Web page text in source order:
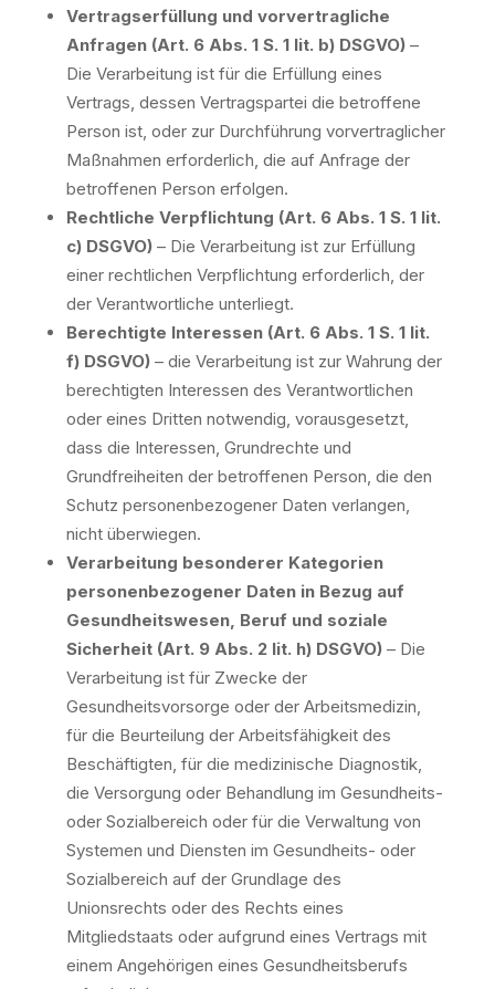
Vertragserfüllung und vorvertragliche
Anfragen (Art. 6 Abs. 1 S. 1 lit. b) DSGVO)–
Die Verarbeitung ist für die Erfüllung eines
Vertrags, dessen Vertragspartei die betroffene
Person ist, oder zur Durchführung vorvertraglicher
Maßnahmen erforderlich, die auf Anfrage der
betroffenen Person erfolgen.
Rechtliche Verpflichtung (Art. 6 Abs. 1 S. 1 lit.
c) DSGVO)– Die Verarbeitung ist zur Erfüllung
einer rechtlichen Verpflichtung erforderlich, der
der Verantwortliche unterliegt.
Berechtigte Interessen (Art. 6 Abs. 1 S. 1 lit.
f) DSGVO)– die Verarbeitung ist zur Wahrung der
berechtigten Interessen des Verantwortlichen
oder eines Dritten notwendig, vorausgesetzt,
dass die Interessen, Grundrechte und
Grundfreiheiten der betroffenen Person, die den
Schutz personenbezogener Daten verlangen,
nicht überwiegen.
Verarbeitung besonderer Kategorien
personenbezogener Daten in Bezug auf
Gesundheitswesen, Beruf und soziale
Sicherheit (Art. 9 Abs. 2 lit. h) DSGVO)– Die
Verarbeitung ist für Zwecke der
Gesundheitsvorsorge oder der Arbeitsmedizin,
für die Beurteilung der Arbeitsfähigkeit des
Beschäftigten, für die medizinische Diagnostik,
die Versorgung oder Behandlung im Gesundheits-
oder Sozialbereich oder für die Verwaltung von
Systemen und Diensten im Gesundheits- oder
Sozialbereich auf der Grundlage des
Unionsrechts oder des Rechts eines
Mitgliedstaats oder aufgrund eines Vertrags mit
einem Angehörigen eines Gesundheitsberufs